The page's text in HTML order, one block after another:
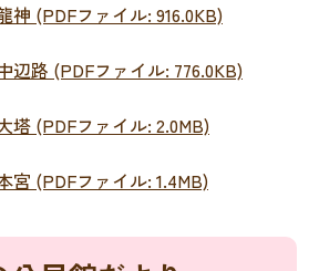
神 (PDFファイル: 916.0KB)
辺路 (PDFファイル: 776.0KB)
塔 (PDFファイル: 2.0MB)
宮 (PDFファイル: 1.4MB)